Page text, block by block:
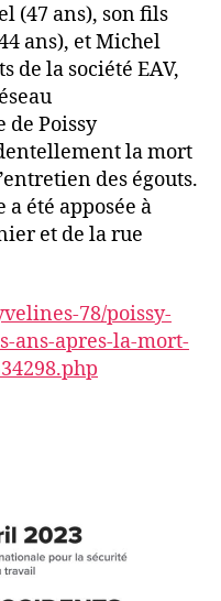
(47 ans), son fils
ans), et Michel
de la société EAV,
de Poissy
la mort
des égouts.
été apposée à
et de la rue
78/poissy-
ans-apres-la-mort-